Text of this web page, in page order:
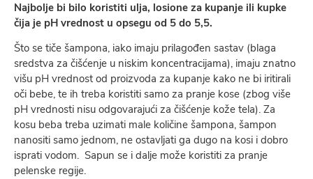
Najbolje bi bilo koristiti ulja, losione za kupanje ili kupke
čija je pH vrednost u opsegu od 5 do 5,5.
Što se tiče šampona, iako imaju prilagođen sastav (blaga
sredstva za čišćenje u niskim koncentracijama), imaju znatno
višu pH vrednost od proizvoda za kupanje kako ne bi iritirali
oči bebe, te ih treba koristiti samo za pranje kose (zbog više
pH vrednosti nisu odgovarajući za čišćenje kože tela). Za
kosu beba treba uzimati male količine šampona, šampon
nanositi samo jednom, ne ostavljati ga dugo na kosi i dobro
isprati vodom. Sapun se i dalje može koristiti za pranje
pelenske regije.